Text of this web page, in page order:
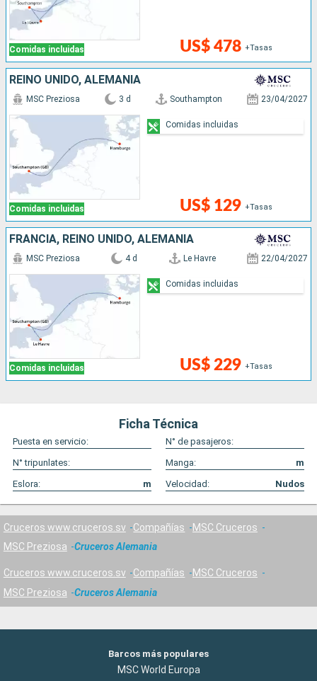
Comidas incluidas US$ 478 +Tasas
REINO UNIDO, ALEMANIA
Comidas incluidas
MSC Preziosa 3 d Southampton 23/04/2027
US$ 129 +Tasas
Comidas incluidas
FRANCIA, REINO UNIDO, ALEMANIA
Comidas incluidas
MSC Preziosa 4 d Le Havre 22/04/2027
US$ 229 +Tasas
Comidas incluidas
Ficha Técnica
Puesta en servicio:
N° de pasajeros:
N° tripunlates:
Manga:
m
Eslora:
m Velocidad: Nudos
Cruceros www.cruceros.sv Compañías
MSC Cruceros
MSC Preziosa
Cruceros Alemania
Cruceros www.cruceros.sv Compañías
MSC Cruceros
MSC Preziosa
Cruceros Alemania
Barcos más populares
MSC World Europa